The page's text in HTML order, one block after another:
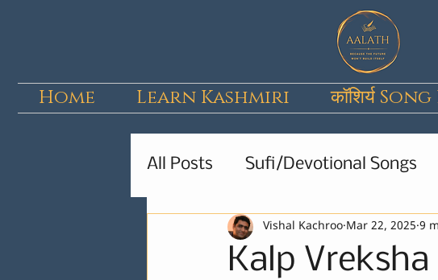
Home Learn Kashmiri कॉशिर्य
All Posts Sufi/Devotional Songs
Kids Poems & Stories
Kalp
Vishal Kachroo Mar 22, 2025 9